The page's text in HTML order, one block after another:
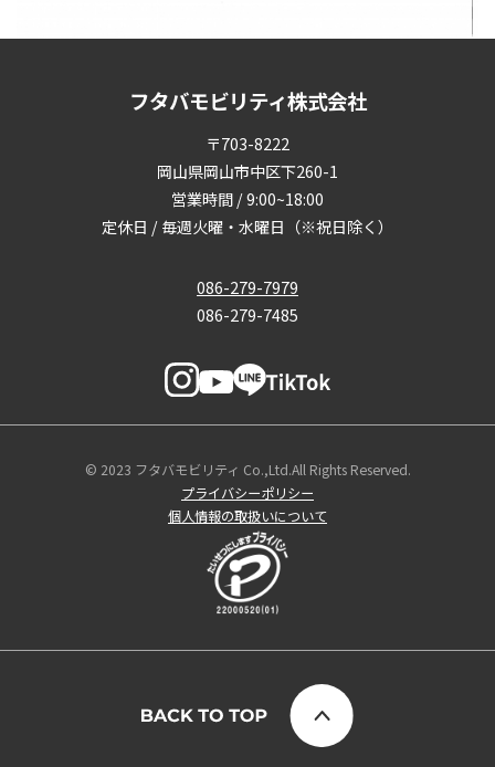
フタバモビリティ株式会社
〒703-8222
岡山県岡山市中区下260-1
営業時間 / 9:00~18:00
定休日 / 毎週火曜・水曜日（※祝日除く）
086-279-7979
086-279-7485
© 2023 フタバモビリティ Co.,Ltd.All Rights Reserved.
プライバシーポリシー
個人情報の取扱いについて